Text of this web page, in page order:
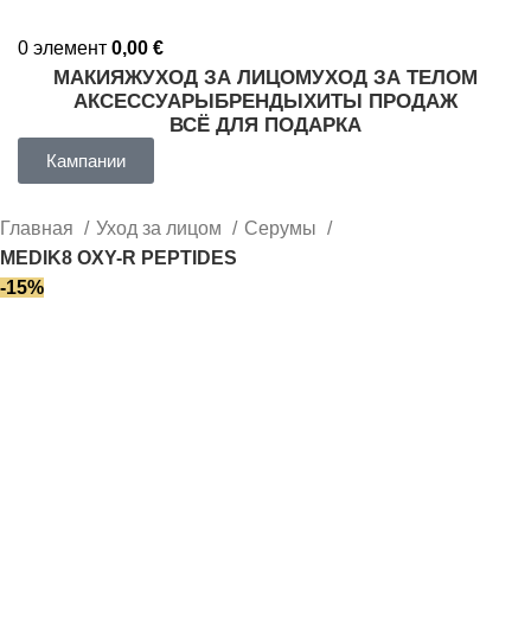
0 элемент 0,00 €
МАКИЯЖУХОД ЗА ЛИЦОМУХОД ЗА ТЕЛОМ
АКСЕССУАРЫБРЕНДЫХИТЫ ПРОДАЖ
ВСЁ ДЛЯ ПОДАРКА
Кампании
Главная Уход за лицом
Серумы
MEDIK8 OXY-R PEPTIDES
-15%